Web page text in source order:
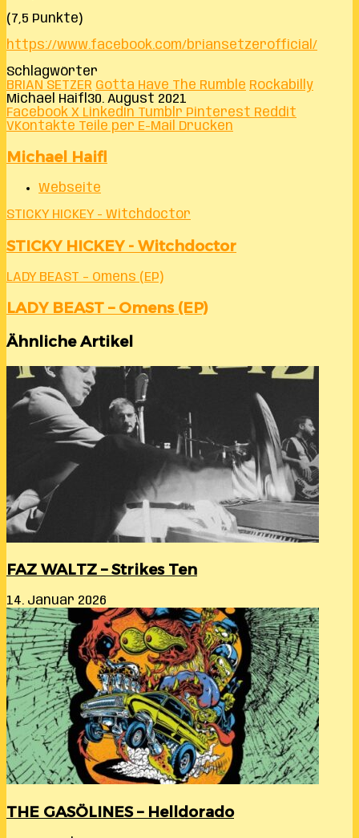
(7,5 Punkte)
https://www.facebook.com/briansetzerofficial/
Schlagwörter
BRIAN SETZER Gotta Have The Rumble Rockabilly
Michael Haifl 30. August 2021
Facebook X LinkedIn Tumblr Pinterest Reddit
VKontakte Teile per E-Mail Drucken
Michael Haifl
Webseite
STICKY HICKEY - Witchdoctor
STICKY HICKEY - Witchdoctor
LADY BEAST – Omens (EP)
LADY BEAST – Omens (EP)
Ähnliche Artikel
FAZ WALTZ – Strikes Ten
14. Januar 2026
THE GASÖLINES – Helldorado